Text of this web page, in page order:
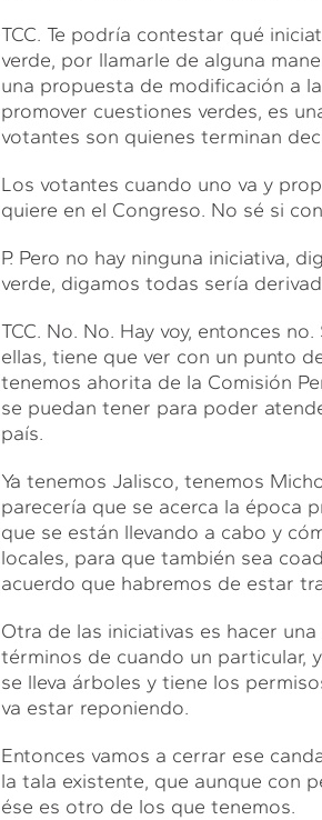
TCC. Te podría contestar qué
verde, por llamarle de alguna
una propuesta de modificación a
promover cuestiones verdes, es
votantes son quienes terminan
Los votantes cuando uno va y
quiere en el Congreso. No sé si
P. Pero no hay ninguna iniciativa,
verde, digamos todas sería
TCC. No. No. Hay voy, entonces
ellas, tiene que ver con un punto
tenemos ahorita de la Comisión
se puedan tener para poder
país.
Ya tenemos Jalisco, tenemos
parecería que se acerca la época
que se están llevando a cabo y
locales, para que también sea
acuerdo que habremos de estar
Otra de las iniciativas es hacer
términos de cuando un particular,
se lleva árboles y tiene los
va estar reponiendo.
Entonces vamos a cerrar ese
la tala existente, que aunque con
ése es otro de los que tenemos.